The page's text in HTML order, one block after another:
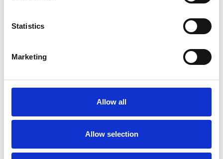
Statistics
Marketing
Allow all
Allow selection
La crescita dell’economia ceca ha raggiunto il
due percento